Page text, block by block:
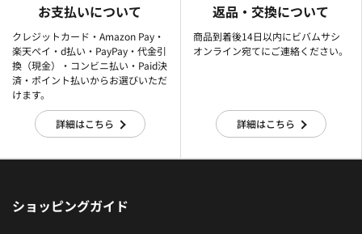
お支払いについて
クレジットカード・Amazon Pay・
楽天ぺイ・d払い・PayPay・代金引
換（現金）・コンビニ払い・Paid決
済・ポイント払いからお選びいただ
けます。
詳細はこちら
返品・交換について
商品到着後14日以内にビバムサシ
オンライン宛てにご連絡ください。
詳細はこちら
ショッピングガイド